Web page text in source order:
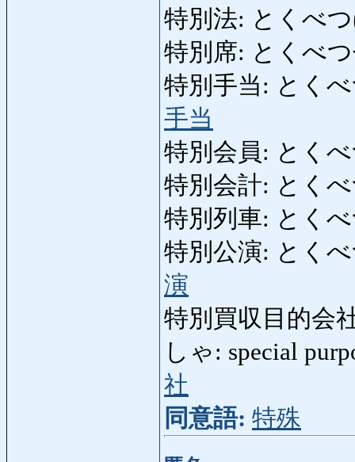
特別法: とくべ
特別席: とくべつ
特別手当: とくべ
手当
特別会員: とく
特別会計: とく
特別列車: とく
特別公演: とく
演
特別買収目的会
しゃ: special
社
同意語: 特殊